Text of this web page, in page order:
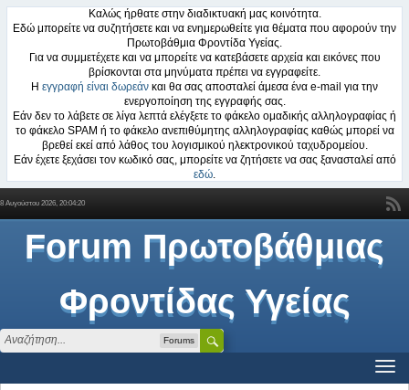
Καλώς ήρθατε στην διαδικτυακή μας κοινότητα.
Εδώ μπορείτε να συζητήσετε και να ενημερωθείτε για θέματα που αφορούν την
Πρωτοβάθμια Φροντίδα Υγείας.
Για να συμμετέχετε και να μπορείτε να κατεβάσετε αρχεία και εικόνες που
βρίσκονται στα μηνύματα πρέπει να εγγραφείτε.
Η εγγραφή είναι δωρεάν και θα σας αποσταλεί άμεσα ένα e-mail για την
ενεργοποίηση της εγγραφής σας.
Εάν δεν το λάβετε σε λίγα λεπτά ελέγξετε το φάκελο ομαδικής αλληλογραφίας ή
το φάκελο SPAM ή το φάκελο ανεπιθύμητης αλληλογραφίας καθώς μπορεί να
βρεθεί εκεί από λάθος του λογισμικού ηλεκτρονικού ταχυδρομείου.
Εάν έχετε ξεχάσει τον κωδικό σας, μπορείτε να ζητήσετε να σας ξανασταλεί από
εδώ.
8 Αυγούστου 2026, 20:04:20
Forum Πρωτοβάθμιας
Φροντίδας Υγείας
Forums